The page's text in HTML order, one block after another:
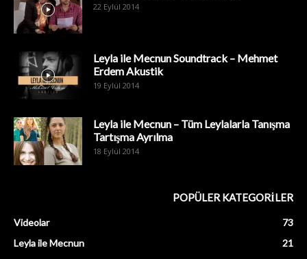
22 Eylül 2014
Leyla ile Mecnun Soundtrack – Mehmet
Erdem Akustik
19 Eylül 2014
Leyla ile Mecnun – Tüm Leylalarla Tanışma
Tartışma Ayrılma
18 Eylül 2014
POPÜLER KATEGORİLER
Videolar
73
Leyla ile Mecnun
21